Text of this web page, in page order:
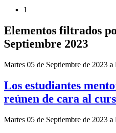
1
Elementos filtrados
Septiembre 2023
Martes 05 de Septiembre de 2023 a
Los estudiantes
reúnen de cara al
Martes 05 de Septiembre de 2023 a